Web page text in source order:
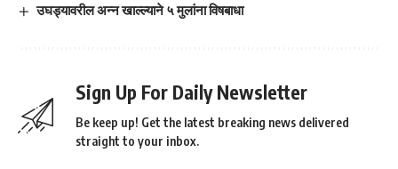
उघड्यावरील अन्न खाल्ल्याने ५ मुलांना विषबाधा
Sign Up For Daily Newsletter
Be keep up! Get the latest breaking news delivered
straight to your inbox.